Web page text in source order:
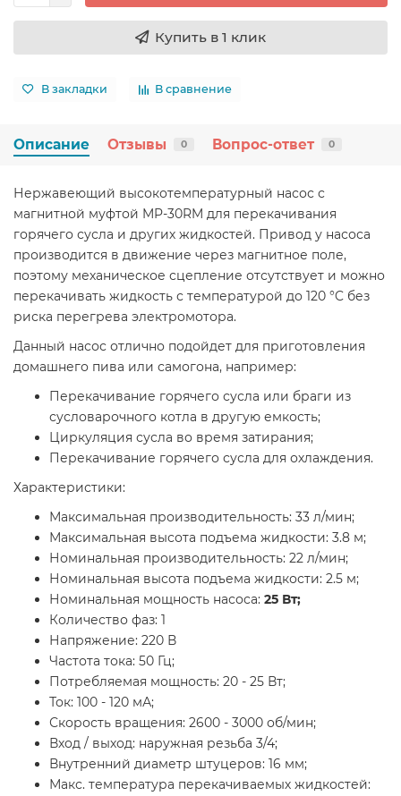
Купить в 1 клик
В закладки В сравнение
Описание Отзывы 0 Вопрос-ответ 0
Нержавеющий высокотемпературный насос с
магнитной муфтой MP-30RM для перекачивания
горячего сусла и других жидкостей. Привод у насоса
производится в движение через магнитное поле,
поэтому механическое сцепление отсутствует и можно
перекачивать жидкость с температурой до 120 °C без
риска перегрева электромотора.
Данный насос отлично подойдет для приготовления
домашнего пива или самогона, например:
Перекачивание горячего сусла или браги из
сусловарочного котла в другую емкость;
Циркуляция сусла во время затирания;
Перекачивание горячего сусла для охлаждения.
Характеристики:
Максимальная производительность: 33 л/мин;
Максимальная высота подъема жидкости: 3.8 м;
Номинальная производительность: 22 л/мин;
Номинальная высота подъема жидкости: 2.5 м;
Номинальная мощность насоса: 25 Вт;
Количество фаз: 1
Напряжение: 220 В
Частота тока: 50 Гц;
Потребляемая мощность: 20 - 25 Вт;
Ток: 100 - 120 мА;
Скорость вращения: 2600 - 3000 об/мин;
Вход / выход: наружная резьба 3/4;
Внутренний диаметр штуцеров: 16 мм;
Макс. температура перекачиваемых жидкостей: